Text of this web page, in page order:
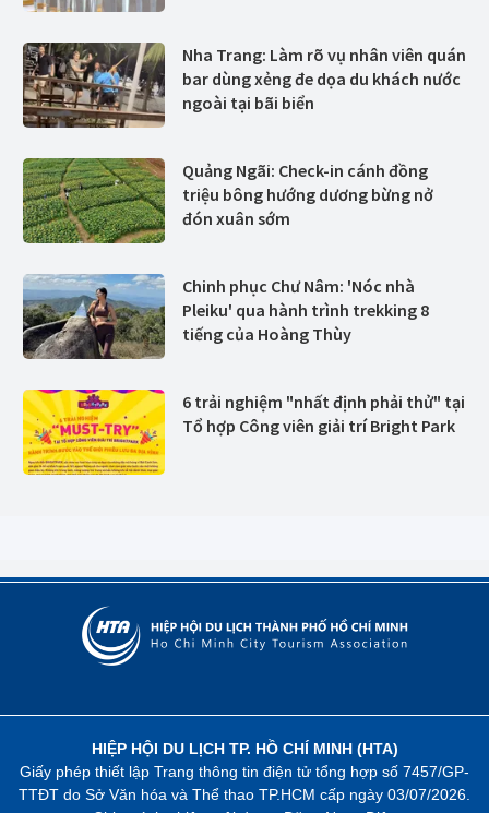
Nha Trang: Làm rõ vụ nhân viên quán
bar dùng xẻng đe dọa du khách nước
ngoài tại bãi biển
Quảng Ngãi: Check-in cánh đồng
triệu bông hướng dương bừng nở
đón xuân sớm
Chinh phục Chư Nâm: 'Nóc nhà
Pleiku' qua hành trình trekking 8
tiếng của Hoàng Thùy
6 trải nghiệm "nhất định phải thử" tại
Tổ hợp Công viên giải trí Bright Park
HIỆP HỘI DU LỊCH TP. HỒ CHÍ MINH (HTA)
Giấy phép thiết lập Trang thông tin điện tử tổng hợp số 7457/GP-
TTĐT do Sở Văn hóa và Thể thao TP.HCM cấp ngày 03/07/2026.